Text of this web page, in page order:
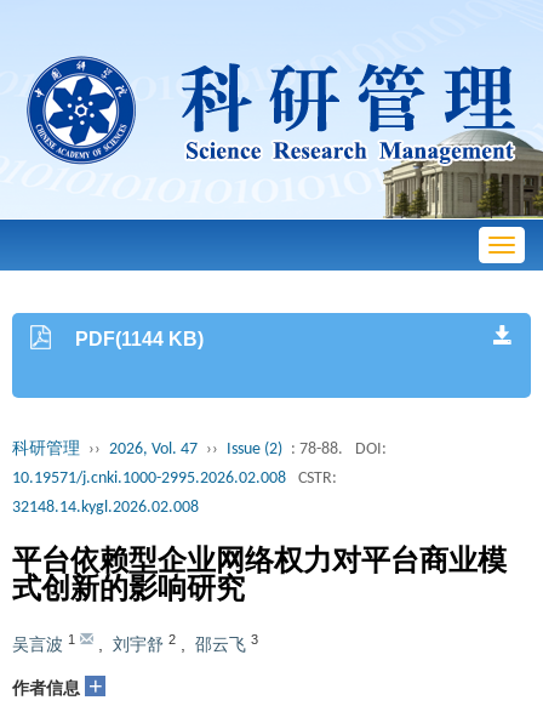
PDF(1144 KB)
科研管理 ›› 2026, Vol. 47 ›› Issue (2) : 78-88.
DOI:
10.19571/j.cnki.1000-2995.2026.02.008
CSTR:
32148.14.kygl.2026.02.008
平台依赖型企业网络权力对平台商业模
式创新的影响研究
吴言波 1 刘宇舒 2 邵云飞 3
作者信息 +